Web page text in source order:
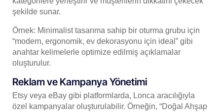
şekilde sunar.
Örnek: Minimalist tasarıma sahip bir oturma grubu için
“modern, ergonomik, ev dekorasyonu için ideal” gibi
anahtar kelimelerle optimize edilmiş açıklamalar
oluşturulur.
Reklam ve Kampanya Yönetimi
Etsy veya eBay gibi platformlarda, Lonca aracılığıyla
özel kampanyalar oluşturulabilir. Örneğin, “Doğal Ahşap